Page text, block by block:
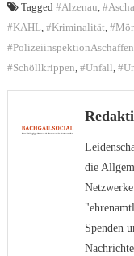
Tagged #Alzenau,
#KAHL, #Kriminalität,
#Schöllkrippen, #Unfall,
die
Spenden